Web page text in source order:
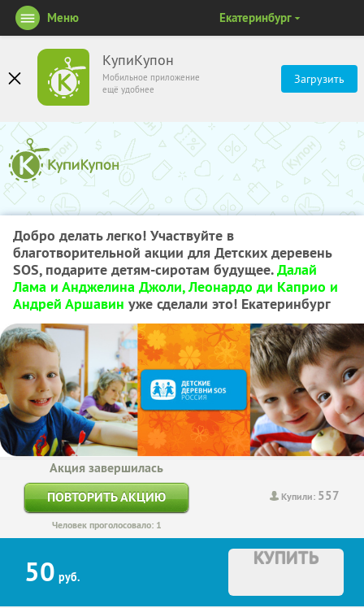
КупиКупон
Мобильное приложение
ещё удобнее
Загрузить
Меню Екатеринбург
Добро делать легко! Участвуйте в
благотворительной акции для Детских деревень
SOS, подарите детям-сиротам будущее.Далай
Лама и Анджелина Джоли, Леонардо ди Каприо и
Андрей Аршавин уже сделали это! Екатеринбург
Купили: 557
Акция завершилась
ПОВТОРИТЬ АКЦИЮ
Человек проголосовало: 1
50 руб.
КУПИТЬ